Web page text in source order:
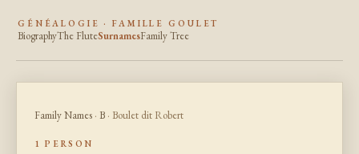
GÉNÉALOGIE · FAMILLE GOULET
BiographyThe FluteSurnamesFamily Tree
Family Names · B · Boulet dit Robert
1 PERSON